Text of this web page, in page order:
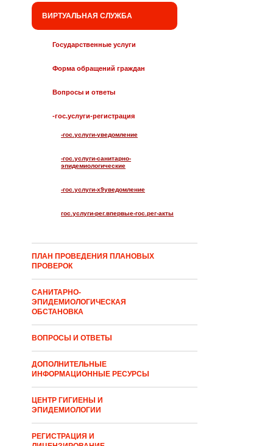
ВИРТУАЛЬНАЯ СЛУЖБА
Государственные услуги
Форма обращений граждан
Вопросы и ответы
-гос.услуги-регистрация
-гос.услуги-уведомление
-гос.услуги-санитарно-
эпидемиологические
-гос.услуги-x9уведомление
гос.услуги-рег.впервые-гос.рег-акты
ПЛАН ПРОВЕДЕНИЯ ПЛАНОВЫХ
ПРОВЕРОК
САНИТАРНО-
ЭПИДЕМИОЛОГИЧЕСКАЯ
ОБСТАНОВКА
ВОПРОСЫ И ОТВЕТЫ
ДОПОЛНИТЕЛЬНЫЕ
ИНФОРМАЦИОННЫЕ РЕСУРСЫ
ЦЕНТР ГИГИЕНЫ И
ЭПИДЕМИОЛОГИИ
РЕГИСТРАЦИЯ И